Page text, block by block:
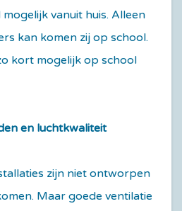
vanuit huis. Alleen
kan komen zij op school.
kort mogelijk op school
en luchtkwaliteit
zijn niet ontworpen
Maar goede ventilatie